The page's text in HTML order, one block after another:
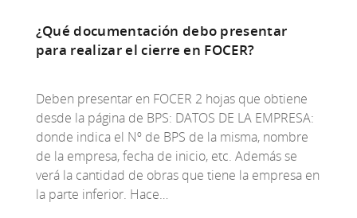
¿Qué documentación debo presentar
para realizar el cierre en FOCER?
Deben presentar en FOCER 2 hojas que obtiene
desde la página de BPS: DATOS DE LA EMPRESA:
donde indica el Nº de BPS de la misma, nombre
de la empresa, fecha de inicio, etc. Además se
verá la cantidad de obras que tiene la empresa en
la parte inferior. Hace…